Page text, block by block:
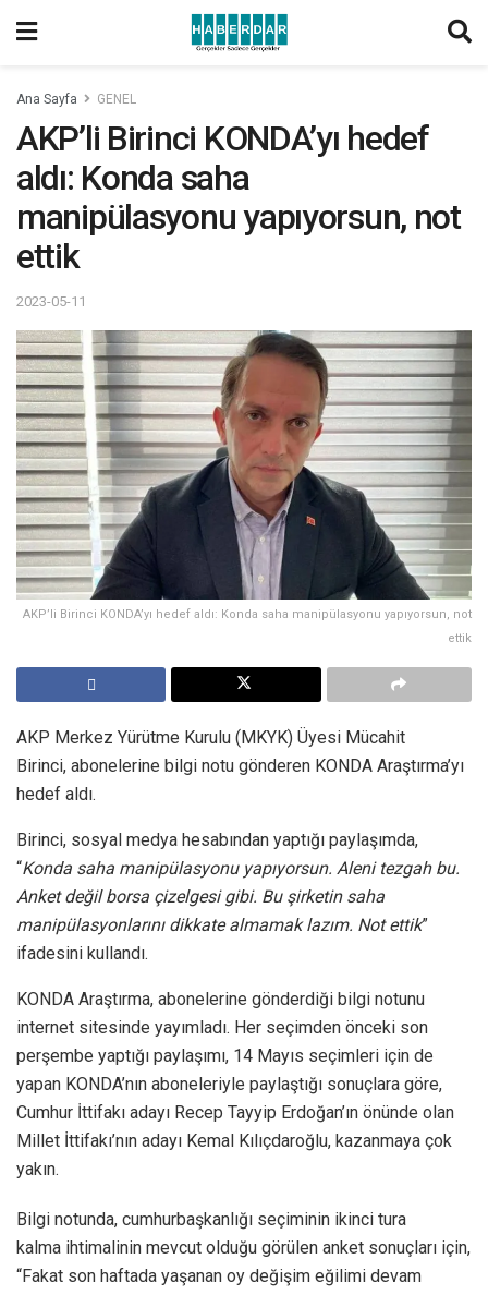
Ana Sayfa GENEL
AKP’li Birinci KONDA’yı hedef
aldı: Konda saha
manipülasyonu yapıyorsun, not
ettik
2023-05-11
AKP’li Birinci KONDA’yı hedef aldı: Konda saha manipülasyonu yapıyorsun, not
ettik
AKP Merkez Yürütme Kurulu (MKYK) Üyesi Mücahit
Birinci, abonelerine bilgi notu gönderen KONDA Araştırma’yı
hedef aldı.
Birinci, sosyal medya hesabından yaptığı paylaşımda,
“Konda saha manipülasyonu yapıyorsun. Aleni tezgah bu.
Anket değil borsa çizelgesi gibi. Bu şirketin saha
manipülasyonlarını dikkate almamak lazım. Not ettik”
ifadesini kullandı.
KONDA Araştırma, abonelerine gönderdiği bilgi notunu
internet sitesinde yayımladı. Her seçimden önceki son
perşembe yaptığı paylaşımı, 14 Mayıs seçimleri için de
yapan KONDA’nın aboneleriyle paylaştığı sonuçlara göre,
Cumhur İttifakı adayı Recep Tayyip Erdoğan’ın önünde olan
Millet İttifakı’nın adayı Kemal Kılıçdaroğlu, kazanmaya çok
yakın.
Bilgi notunda, cumhurbaşkanlığı seçiminin ikinci tura
kalma ihtimalinin mevcut olduğu görülen anket sonuçları için,
“Fakat son haftada yaşanan oy değişim eğilimi devam